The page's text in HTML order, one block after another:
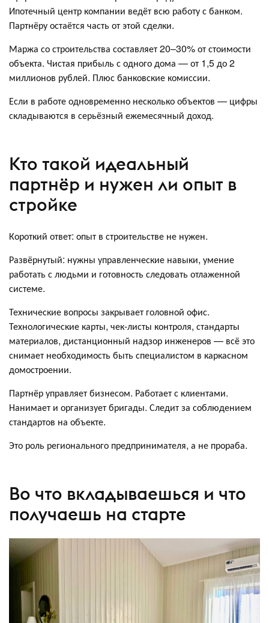
Ипотечный центр компании ведёт всю работу с банком.
Партнёру остаётся часть от этой сделки.
Маржа со строительства составляет 20–30% от стоимости
объекта. Чистая прибыль с одного дома — от 1,5 до 2
миллионов рублей. Плюс банковские комиссии.
Если в работе одновременно несколько объектов — цифры
складываются в серьёзный ежемесячный доход.
Кто такой идеальный
партнёр и нужен ли опыт в
стройке
Короткий ответ: опыт в строительстве не нужен.
Развёрнутый: нужны управленческие навыки, умение
работать с людьми и готовность следовать отлаженной
системе.
Технические вопросы закрывает головной офис.
Технологические карты, чек-листы контроля, стандарты
материалов, дистанционный надзор инженеров — всё это
снимает необходимость быть специалистом в каркасном
домостроении.
Партнёр управляет бизнесом. Работает с клиентами.
Нанимает и организует бригады. Следит за соблюдением
стандартов на объекте.
Это роль регионального предпринимателя, а не прораба.
Во что вкладываешься и что
получаешь на старте